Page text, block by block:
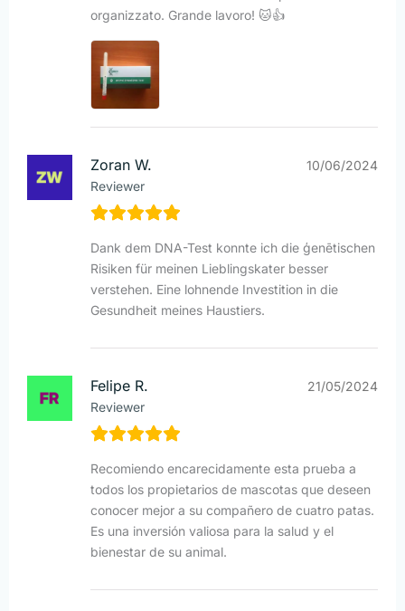
organizzato. Grande lavoro! 🐱👍
Zoran W.
Reviewer
10/06/2024
Dank dem DNA-Test konnte ich die ģenētischen
Risiken für meinen Lieblingskater besser
verstehen. Eine lohnende Investition in die
Gesundheit meines Haustiers.
Felipe R.
Reviewer
21/05/2024
Recomiendo encarecidamente esta prueba a
todos los propietarios de mascotas que deseen
conocer mejor a su compañero de cuatro patas.
Es una inversión valiosa para la salud y el
bienestar de su animal.